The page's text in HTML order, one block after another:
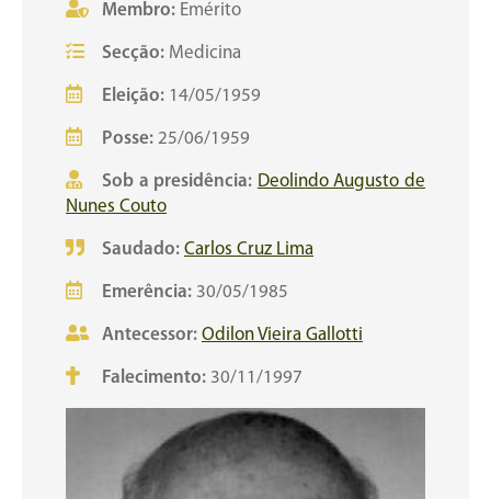
Membro: Emérito
Secção: Medicina
Eleição: 14/05/1959
Posse: 25/06/1959
Sob a presidência: Deolindo Augusto de
Nunes Couto
Saudado: Carlos Cruz Lima
Emerência: 30/05/1985
Antecessor: Odilon Vieira Gallotti
Falecimento: 30/11/1997